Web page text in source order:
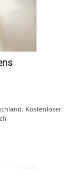
Kostenloser